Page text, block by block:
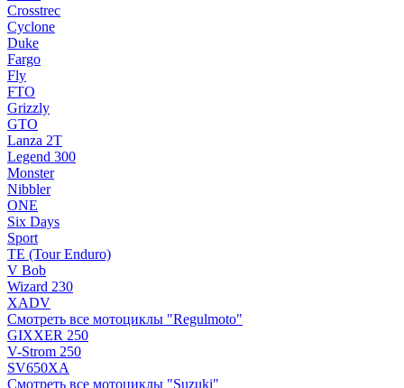
Crosstrec
Cyclone
Duke
Fargo
Fly
FTO
Grizzly
GTO
Lanza 2T
Legend 300
Monster
Nibbler
ONE
Six Days
Sport
TE (Tour Enduro)
V Bob
Wizard 230
XADV
Смотреть все мотоциклы "Regulmoto"
GIXXER 250
V-Strom 250
SV650XA
Смотреть все мотоциклы "Suzuki"